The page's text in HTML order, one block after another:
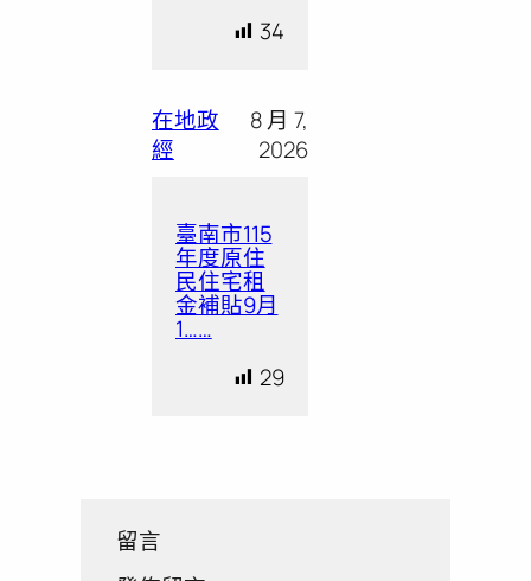
34
在地政
經
8 月 7,
2026
臺南市115
年度原住
民住宅租
金補貼9月
1……
29
留言